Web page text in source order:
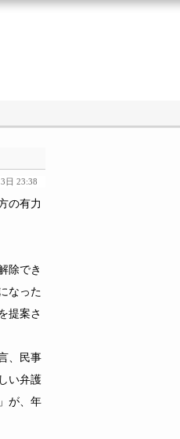
日 23:38
の有力
除でき
なった
提案さ
、民事
い弁護
が、年